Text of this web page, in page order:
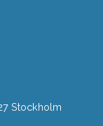
Stockholm